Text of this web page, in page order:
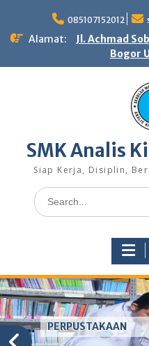
content
085107152012
Alamat:
Jl. Achmad
Bogor
SMK Analis
Siap Kerja, Disiplin,
Search
for:
PERPUSTAKAAN